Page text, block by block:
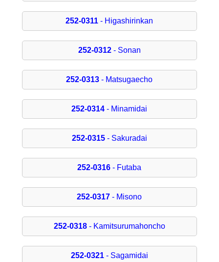
252-0311 - Higashirinkan
252-0312- Sonan
252-0313 - Matsugaecho
252-0314 - Minamidai
252-0315- Sakuradai
252-0316 - Futaba
252-0317 - Misono
252-0318- Kamitsurumahoncho
252-0321- Sagamidai